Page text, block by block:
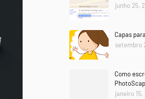
junho 25,
Capas
setembro
Como
janeiro 15,